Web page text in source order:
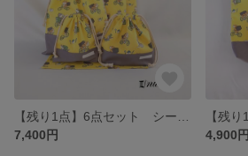
7,400円
4,900円